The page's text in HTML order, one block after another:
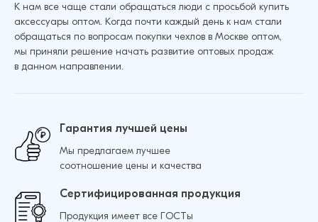
70 ₽
Чехол для Samsung M31 Противоударный
пластик+силикон (Прозрачный)
Добавить в корзину
К нам все чаще стали обращаться люди с просьбой купить
аксессуары оптом. Когда почти каждый день к нам стали
обращаться по вопросам покупки чехлов в Москве оптом,
мы приняли решение начать развитие оптовых продаж
в данном направлении.
Гарантия лучшей цены
Мы предлагаем лучшее
соотношение цены и качества
Сертифицированная продукция
Продукция имеет все ГОСТы